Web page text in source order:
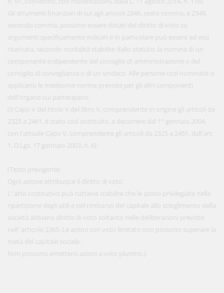
Gli strumenti finanziari di cui agli articoli 2346, sesto comma, e 2349,
secondo comma, possono essere dotati del diritto di voto su
argomenti specificamente indicati e in particolare può essere ad essi
riservata, secondo modalità stabilite dallo statuto, la nomina di un
componente indipendente del consiglio di amministrazione o del
consiglio di sorveglianza o di un sindaco. Alle persone così nominate si
applicano le medesime norme previste per gli altri componenti
dell'organo cui partecipano.
(Il Capo V del titolo V del libro V, comprendente in origine gli articoli da
2325 a 2461, è stato così sostituito, a decorrere dal 1° gennaio 2004,
con l'attuale Capo V, comprendente gli articoli da 2325 a 2451, dall'art.
1, D.Lgs. 17 gennaio 2003, n. 6)
(Testo previgente:
Ogni azione attribuisce il diritto di voto.
L' atto costitutivo può tuttavia stabilire che le azioni privilegiate nella
ripartizione degli utili e nel rimborso del capitale allo scioglimento della
società abbiano diritto di voto soltanto nelle deliberazioni previste
nell' articolo 2365. Le azioni con voto limitato non possono superare la
metà del capitale sociale.
Non possono emettersi azioni a voto plurimo.)